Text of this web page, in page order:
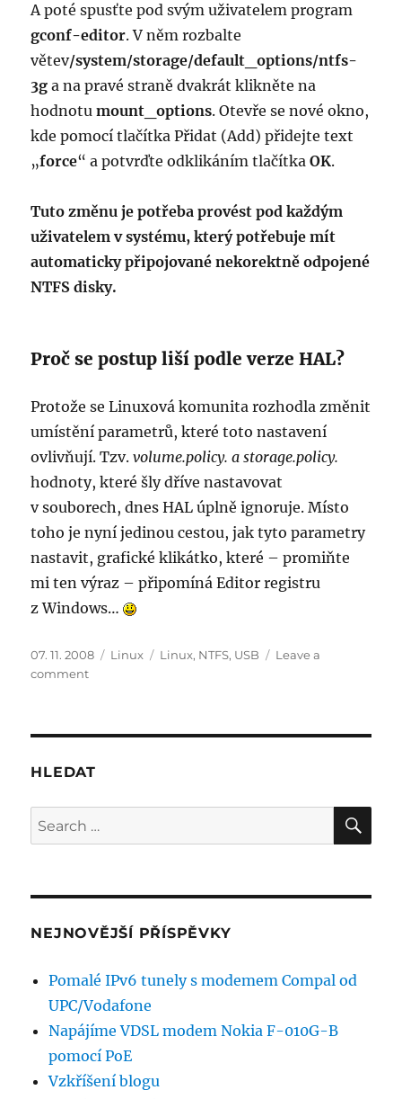
A poté spusťte pod svým uživatelem program
gconf-editor. V něm rozbalte
větev/system/stora­ge/default_op­tions/ntfs-
3g a na pravé straně dvakrát klikněte na
hodnotumount_options. Otevře se nové okno,
kde pomocí tlačítka Přidat (Add) přidejte text
„force“ a potvrďte odklikáním tlačítkaOK.
Tuto změnu je potřeba provést pod každým
uživatelem v systému, který potřebuje mít
automaticky připojované nekorektně odpojené
NTFS disky.
Proč se postup liší podle verze HAL?
Protože se Linuxová komunita rozhodla změnit
umístění parametrů, které toto nastavení
ovlivňují. Tzv.volume.policy. a storage.policy.
hodnoty, které šly dříve nastavovat
v souborech, dnes HAL úplně ignoruje. Místo
toho je nyní jedinou cestou, jak tyto parametry
nastavit, grafické klikátko, které – promiňte
mi ten výraz – připomíná Editor registru
z Windows…
Posted
on
07. 11. 2008 Categories
Linux Tags
Linux, NTFS, USB
Leave a
commenton
HLEDAT
Search
for:
NEJNOVĚJŠÍ PŘÍSPĚVKY
Pomalé IPv6 tunely s modemem Compal od
UPC/Vodafone
Napájíme VDSL modem Nokia F-010G-B
pomocí PoE
Vzkříšení blogu